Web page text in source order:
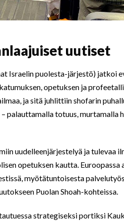
uutiset
Israelin puolesta-järjestö) jatkoi
opetuksen ja
ja sitä juhlittiin shofarin
palauttamalla totuus, murtamalla
uudelleenjärjestelyä ja tulevaa
opetuksen kautta.
myötätuntoisesta
Puolan Shoah-kohteissa.
strategiseksi portiksi